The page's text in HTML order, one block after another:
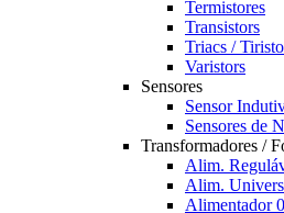
Termistores
Transistors
Triacs /
Varistors
Sensores
Sensor
Sensores de
Transformadores /
Alim.
Alim.
Alimentador